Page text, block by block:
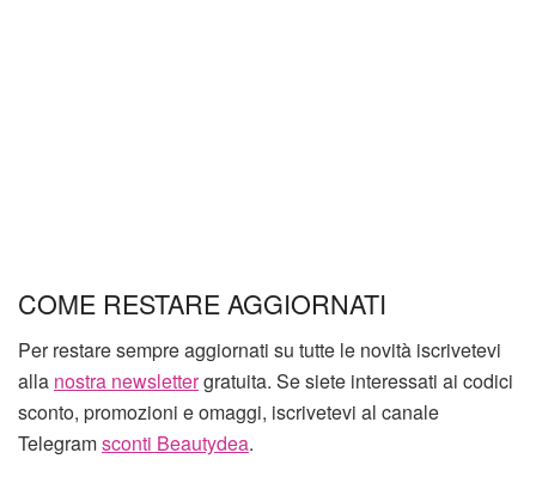
COME RESTARE AGGIORNATI
Per restare sempre aggiornati su tutte le novità iscrivetevi
alla nostra newslettergratuita. Se siete interessati ai codici
sconto, promozioni e omaggi, iscrivetevi al canale
Telegramsconti Beautydea.